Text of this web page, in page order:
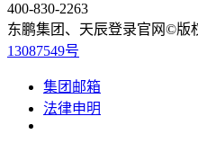
400-830-2263
东鹏集团、天辰登录官网©版
13087549号
集团邮箱
法律申明